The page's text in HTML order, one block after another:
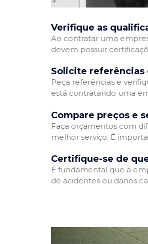
Verifique as
Ao contratar uma
devem possuir
Solicite referências
Peça referências e
está contratando uma
Compare preços e
Faça orçamentos com
melhor serviço. É
Certifique-se de
É fundamental que a
de acidentes ou danos